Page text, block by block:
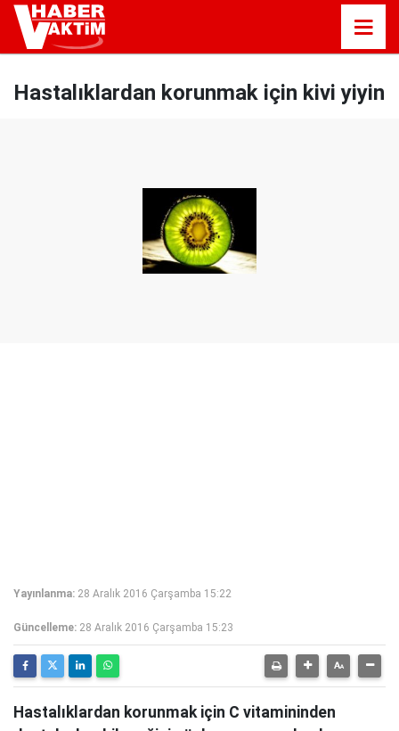
Hastalıklardan korunmak için kivi yiyin
Yayınlanma: 28 Aralık 2016 Çarşamba 15:22
Güncelleme: 28 Aralık 2016 Çarşamba 15:23
Hastalıklardan korunmak için C vitamininden